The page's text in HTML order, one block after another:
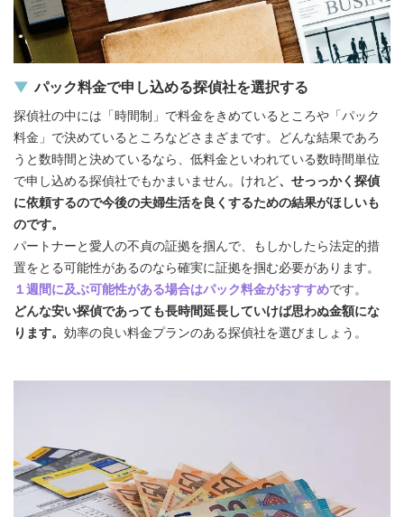
パック料金で申し込める探偵社を選択する
探偵社の中には「時間制」で料金をきめているところや「パック
料金」で決めているところなどさまざまです。どんな結果であろ
うと数時間と決めているなら、低料金といわれている数時間単位
で申し込める探偵社でもかまいません。けれど、せっっかく探偵
に依頼するので今後の夫婦生活を良くするための結果がほしいも
のです。
パートナーと愛人の不貞の証拠を掴んで、もしかしたら法定的措
置をとる可能性があるのなら確実に証拠を掴む必要があります。
１週間に及ぶ可能性がある場合はパック料金がおすすめです。
どんな安い探偵であっても長時間延長していけば思わぬ金額にな
ります。 効率の良い料金プランのある探偵社を選びましょう。